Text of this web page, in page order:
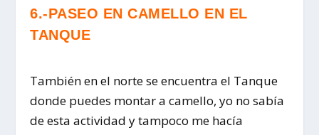
6.-PASEO EN CAMELLO EN EL
TANQUE
También en el norte se encuentra el Tanque
donde puedes montar a camello, yo no sabía
de esta actividad y tampoco me hacía